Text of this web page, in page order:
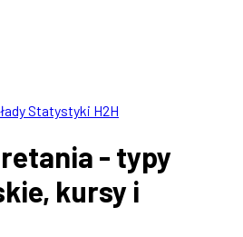
Statystyki H2H
- typy
kursy i